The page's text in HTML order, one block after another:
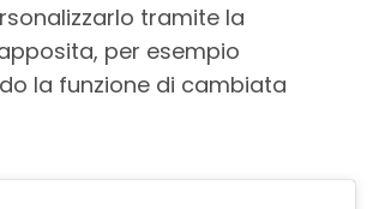
tramite la
per esempio
la funzione di cambiata